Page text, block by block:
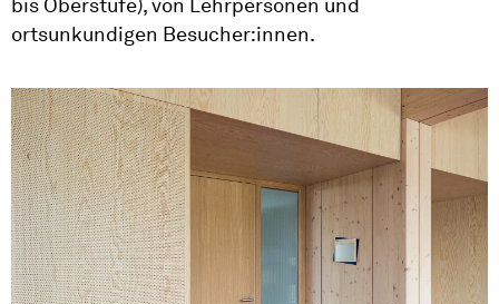
bis Oberstufe), von Lehrpersonen und
ortsunkundigen Besucher:innen.